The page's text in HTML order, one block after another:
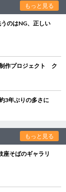
もっと見る
のはNG、正しい
作プロジェクト ク
3年ぶりの多さに
もっと見る
そばのギャラリ